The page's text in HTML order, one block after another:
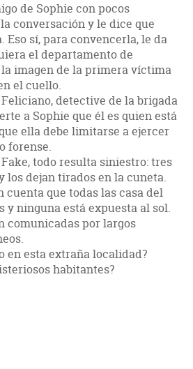
de Sophie con pocos
conversación y le dice que
Eso sí, para convencerla, le da
el departamento de
imagen de la primera víctima
el cuello.
detective de la brigada
a Sophie que él es quien está
ella debe limitarse a ejercer
forense.
todo resulta siniestro: tres
los dejan tirados en la cuneta.
cuenta que todas las casa del
y ninguna está expuesta al sol.
comunicadas por largos
en esta extraña localidad?
habitantes?